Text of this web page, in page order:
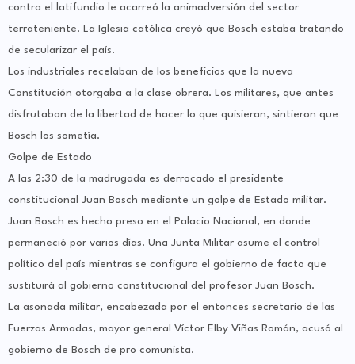
contra el latifundio le acarreó la animadversión del sector
terrateniente. La Iglesia católica creyó que Bosch estaba tratando
de secularizar el país.
Los industriales recelaban de los beneficios que la nueva
Constitución otorgaba a la clase obrera. Los militares, que antes
disfrutaban de la libertad de hacer lo que quisieran, sintieron que
Bosch los sometía.
Golpe de Estado
A las 2:30 de la madrugada es derrocado el presidente
constitucional Juan Bosch mediante un golpe de Estado militar.
Juan Bosch es hecho preso en el Palacio Nacional, en donde
permaneció por varios días. Una Junta Militar asume el control
político del país mientras se configura el gobierno de facto que
sustituirá al gobierno constitucional del profesor Juan Bosch.
La asonada militar, encabezada por el entonces secretario de las
Fuerzas Armadas, mayor general Víctor Elby Viñas Román, acusó al
gobierno de Bosch de pro comunista.